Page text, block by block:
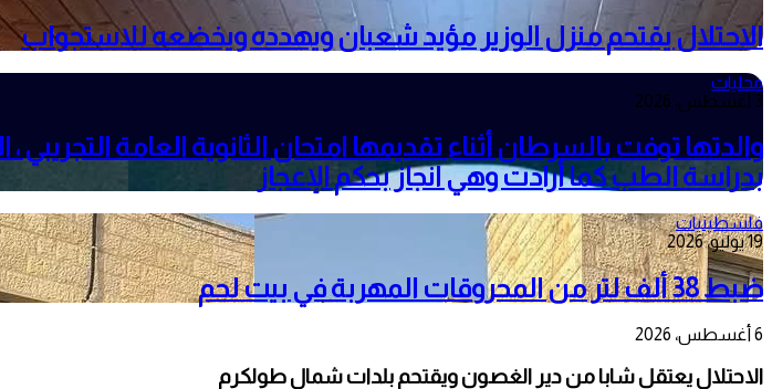
الاحتلال يقتحم منزل الوزير مؤيد شعبان ويهدده ويخضعه للاستجواب
محليات
3 أغسطس، 2026
بدراسة الطب كما أرادت وهي انجاز بحكم الإعجاز
فلسطينيات
19 يوليو، 2026
ضبط 38 ألف لتر من المحروقات المهربة في بيت لحم
6 أغسطس، 2026
الاحتلال يعتقل شابا من دير الغصون ويقتحم بلدات شمال طولكرم